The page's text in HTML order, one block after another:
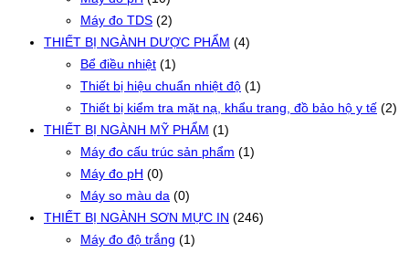
Máy đo TDS (2)
THIẾT BỊ NGÀNH DƯỢC PHẨM (4)
Bể điều nhiệt (1)
Thiết bị hiệu chuẩn nhiệt độ (1)
Thiết bị kiểm tra mặt nạ, khẩu trang, đồ bảo hộ y tế (2)
THIẾT BỊ NGÀNH MỸ PHẨM (1)
Máy đo cấu trúc sản phẩm (1)
Máy đo pH (0)
Máy so màu da (0)
THIẾT BỊ NGÀNH SƠN MỰC IN (246)
Máy đo độ trắng (1)